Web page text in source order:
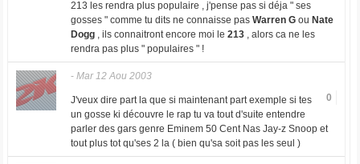
213 les rendra plus populaire , j'pense pas si déja " ses
gosses " comme tu dits ne connaisse pas Warren Gou Nate
Dogg, ils connaitront encore moi le 213, alors ca ne les
rendra pas plus " populaires " !
- Mar 12 Aou 2003
0
J'veux dire part la que si maintenant part exemple si tes
un gosse ki découvre le rap tu va tout d'suite entendre
parler des gars genre Eminem 50 Cent Nas Jay-z Snoop et
tout plus tot qu'ses 2 la ( bien qu'sa soit pas les seul )